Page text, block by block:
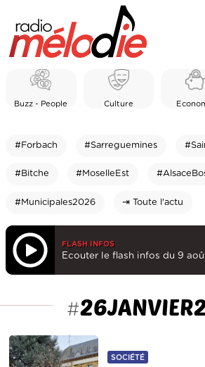
Buzz - People Culture
#Forbach #Sarreguemines
#Bitche #MoselleEst
#Municipales2026 ⇥ Toute l'actu
FLASH INFOS
Ecouter le flash infos du 9
#
SOCIÉTÉ